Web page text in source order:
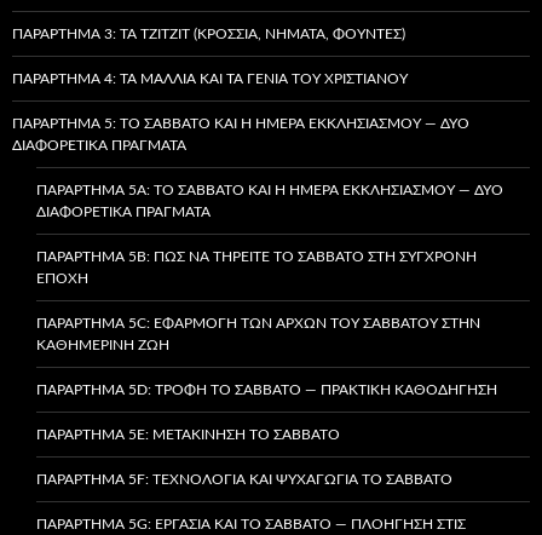
ΠΑΡΆΡΤΗΜΑ 3: ΤΑ TZITZIT (ΚΡΌΣΣΙΑ, ΝΉΜΑΤΑ, ΦΟΎΝΤΕΣ)
ΠΑΡΆΡΤΗΜΑ 4: ΤΑ ΜΑΛΛΙΆ ΚΑΙ ΤΑ ΓΈΝΙΑ ΤΟΥ ΧΡΙΣΤΙΑΝΟΎ
ΠΑΡΆΡΤΗΜΑ 5: ΤΟ ΣΆΒΒΑΤΟ ΚΑΙ Η ΗΜΈΡΑ ΕΚΚΛΗΣΙΑΣΜΟΎ — ΔΎΟ
ΔΙΑΦΟΡΕΤΙΚΆ ΠΡΆΓΜΑΤΑ
ΠΑΡΆΡΤΗΜΑ 5A: ΤΟ ΣΆΒΒΑΤΟ ΚΑΙ Η ΗΜΈΡΑ ΕΚΚΛΗΣΙΑΣΜΟΎ — ΔΎΟ
ΔΙΑΦΟΡΕΤΙΚΆ ΠΡΆΓΜΑΤΑ
ΠΑΡΆΡΤΗΜΑ 5B: ΠΏΣ ΝΑ ΤΗΡΕΊΤΕ ΤΟ ΣΆΒΒΑΤΟ ΣΤΗ ΣΎΓΧΡΟΝΗ
ΕΠΟΧΉ
ΠΑΡΆΡΤΗΜΑ 5C: ΕΦΑΡΜΟΓΉ ΤΩΝ ΑΡΧΏΝ ΤΟΥ ΣΑΒΒΆΤΟΥ ΣΤΗΝ
ΚΑΘΗΜΕΡΙΝΉ ΖΩΉ
ΠΑΡΆΡΤΗΜΑ 5D: ΤΡΟΦΉ ΤΟ ΣΆΒΒΑΤΟ — ΠΡΑΚΤΙΚΉ ΚΑΘΟΔΉΓΗΣΗ
ΠΑΡΆΡΤΗΜΑ 5E: ΜΕΤΑΚΊΝΗΣΗ ΤΟ ΣΆΒΒΑΤΟ
ΠΑΡΆΡΤΗΜΑ 5F: ΤΕΧΝΟΛΟΓΊΑ ΚΑΙ ΨΥΧΑΓΩΓΊΑ ΤΟ ΣΆΒΒΑΤΟ
ΠΑΡΆΡΤΗΜΑ 5G: ΕΡΓΑΣΊΑ ΚΑΙ ΤΟ ΣΆΒΒΑΤΟ — ΠΛΟΉΓΗΣΗ ΣΤΙΣ